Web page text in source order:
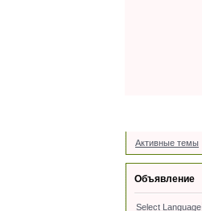
Активные темы
Объявление
Select Language